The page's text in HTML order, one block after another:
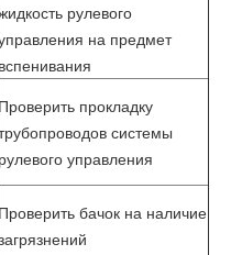
рулевого
на предмет
вспенивания
Проверить прокладку
системы
рулевого управления
Проверить бачок на наличие